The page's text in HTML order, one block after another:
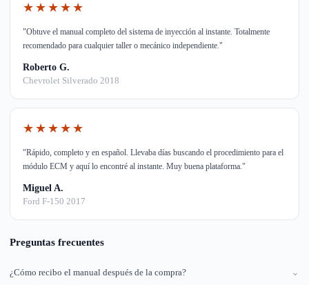
★★★★★
"Obtuve el manual completo del sistema de inyección al instante. Totalmente
recomendado para cualquier taller o mecánico independiente."
Roberto G.
Chevrolet Silverado 2018
★★★★★
"Rápido, completo y en español. Llevaba días buscando el procedimiento para el
módulo ECM y aquí lo encontré al instante. Muy buena plataforma."
Miguel A.
Ford F-150 2017
Preguntas frecuentes
¿Cómo recibo el manual después de la compra? ⌄